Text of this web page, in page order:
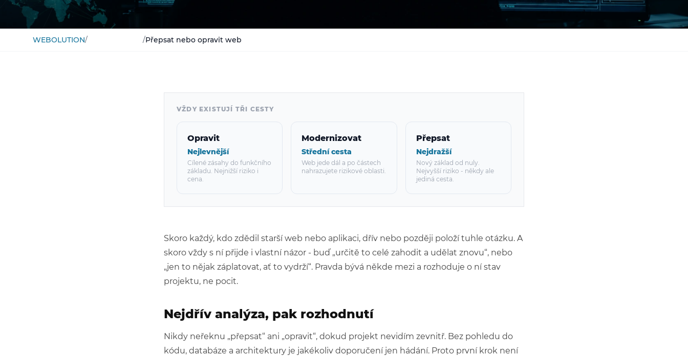
WEBOLUTION/ /Přepsat nebo opravit web
VŽDY EXISTUJÍ TŘI CESTY
Opravit
Nejlevnější
Cílené zásahy do funkčního
základu. Nejnižší riziko i
cena.
Modernizovat
Střední cesta
Web jede dál a po částech
nahrazujete rizikové oblasti.
Přepsat
Nejdražší
Nový základ od nuly.
Nejvyšší riziko - někdy ale
jediná cesta.
Skoro každý, kdo zdědil starší web nebo aplikaci, dřív nebo později položí tuhle otázku. A
skoro vždy s ní přijde i vlastní názor - buď „určitě to celé zahodit a udělat znovu“, nebo
„jen to nějak záplatovat, ať to vydrží“. Pravda bývá někde mezi a rozhoduje o ní stav
projektu, ne pocit.
Nejdřív analýza, pak rozhodnutí
Nikdy neřeknu „přepsat“ ani „opravit“, dokud projekt nevidím zevnitř. Bez pohledu do
kódu, databáze a architektury je jakékoliv doporučení jen hádání. Proto první krok není